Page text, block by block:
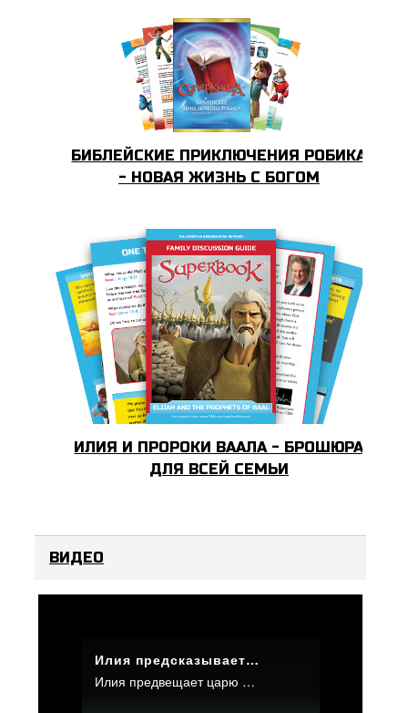
БИБЛЕЙСКИЕ ПРИКЛЮЧЕНИЯ РОБИКА
- НОВАЯ ЖИЗНЬ С БОГОМ
ИЛИЯ И ПРОРОКИ ВААЛА - БРОШЮРА
ДЛЯ ВСЕЙ СЕМЬИ
ВИДЕО